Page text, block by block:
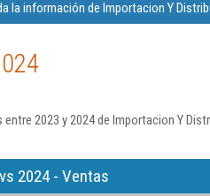
la información de Importacion Y
2023 y 2024 de Importacion Y
2024 - Ventas